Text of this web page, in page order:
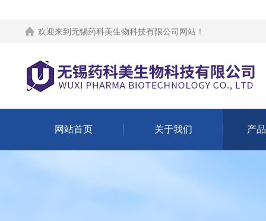
欢迎来到 无锡药科美生物科技有限公司网站 ！
网站首页 关于我们 产